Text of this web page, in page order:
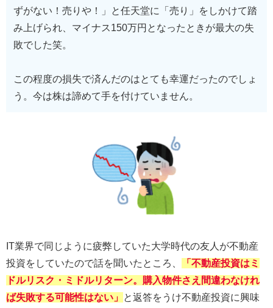
ずがない！売りや！」と任天堂に「売り」をしかけて踏
み上げられ、マイナス150万円となったときが最大の失
敗でした笑。
この程度の損失で済んだのはとても幸運だったのでしょ
う。今は株は諦めて手を付けていません。
IT業界で同じように疲弊していた大学時代の友人が不動産
投資をしていたので話を聞いたところ、
「不動産投資はミ
ドルリスク・ミドルリターン。購入物件さえ間違わなけれ
ば失敗する可能性はない」 と返答をうけ不動産投資に興味